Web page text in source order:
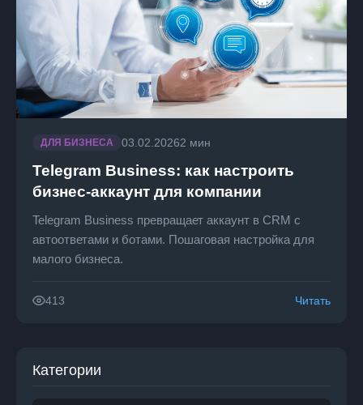
ДЛЯ БИЗНЕСА 03.02.20262 мин
Telegram Business: как настроить
бизнес-аккаунт для компании
Telegram Business превращает аккаунт в CRM с
автоответами и ботами. Пошаговая настройка для
малого бизнеса.
413 Читать
Категории